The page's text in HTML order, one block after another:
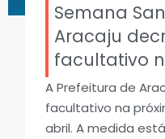
Semana
Aracaju
facultativo
A Prefeitura de
facultativo na
abril. A medida